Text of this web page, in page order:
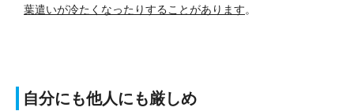
葉遣いが冷たくなったりすることがあります。
自分にも他人にも厳しめ